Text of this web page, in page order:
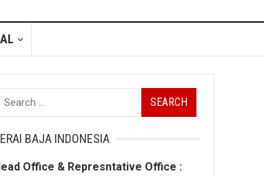
BAJA INDONESIA
Office & Represntative Office :